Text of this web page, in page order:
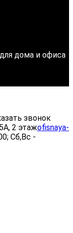
дома и офиса
звонок
2 этажofisnaya-
Сб,Вс -